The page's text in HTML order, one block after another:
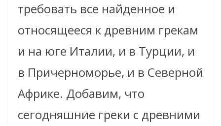
требовать все найденное и
относящееся к древним грекам
и на юге Италии, и в Турции, и
в Причерноморье, и в Северной
Африке. Добавим, что
сегодняшние греки с древними